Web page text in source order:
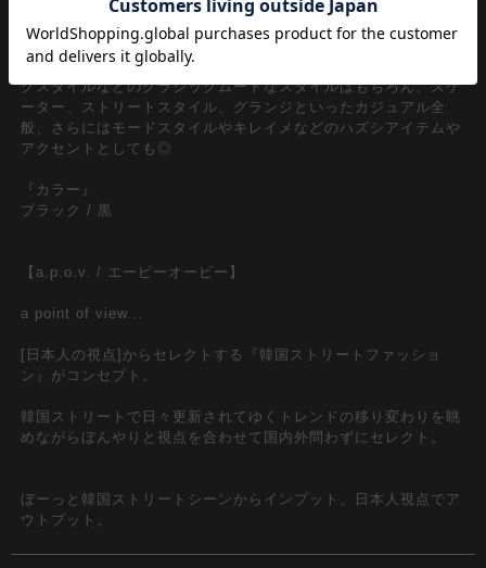
顔。アイキャッチーなシャツ生地を外しても、カッティングと切
り替えを多用したシンプルに見えて複雑なパターンを採用したデ
ザインデニムも隙の無い一本。韓国ストリートファッションをは
じめとし、90ｓ/Y2Kスタイル、古着ミックス、アメカジやワー
クスタイルなどのクラシックムードなスタイルはもちろん、スケ
ーター、ストリートスタイル、グランジといったカジュアル全
般、さらにはモードスタイルやキレイメなどのハズシアイテムや
アクセントとしても◎
『カラー』
ブラック / 黒
【a.p.o.v. / エーピーオービー】
a point of view...
[日本人の視点]からセレクトする『韓国ストリートファッショ
ン』がコンセプト。
韓国ストリートで日々更新されてゆくトレンドの移り変わりを眺
めながらぼんやりと視点を合わせて国内外問わずにセレクト。
ぼーっと韓国ストリートシーンからインプット、日本人視点でア
ウトプット。